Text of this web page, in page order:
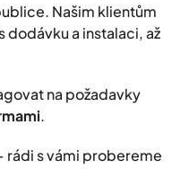
Našim klientům
a instalaci, až
na požadavky
.
rádi s vámi probereme